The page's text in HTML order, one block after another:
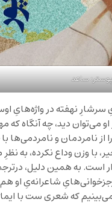
ساعد
سرشارِ نهفته در واژه‌هایِ
می‌توان ديد، چه آنگاه که
از نامردمان و
وزن وداع نکرده، به
به همين دليل،
شاعرانه‌یِ او
که شعری ست با